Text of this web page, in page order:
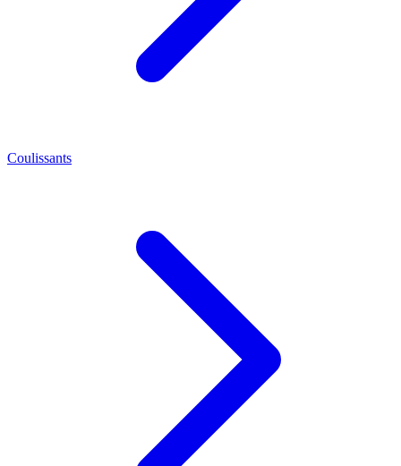
Coulissants